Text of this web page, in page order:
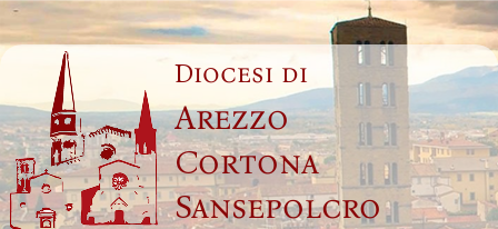
Skip
to
content
Diocesi di
Arezzo
Cortona
Sansepolcro